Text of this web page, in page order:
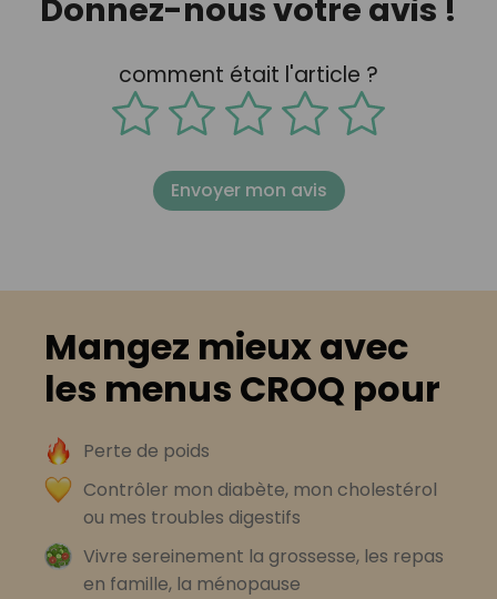
Donnez-nous votre avis !
comment était l'article ?
Envoyer mon avis
Mangez mieux avec
les menus CROQ pour
Perte de poids
Contrôler mon diabète, mon cholestérol
ou mes troubles digestifs
Vivre sereinement la grossesse, les repas
en famille, la ménopause